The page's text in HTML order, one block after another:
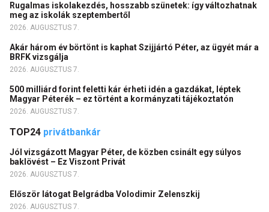
Rugalmas iskolakezdés, hosszabb szünetek: így változhatnak
meg az iskolák szeptembertől
2026. AUGUSZTUS 7.
Akár három év börtönt is kaphat Szijjártó Péter, az ügyét már a
BRFK vizsgálja
2026. AUGUSZTUS 7.
500 milliárd forint feletti kár érheti idén a gazdákat, léptek
Magyar Péterék – ez történt a kormányzati tájékoztatón
2026. AUGUSZTUS 7.
TOP24 privátbankár
Jól vizsgázott Magyar Péter, de közben csinált egy súlyos
baklövést – Ez Viszont Privát
2026. AUGUSZTUS 7.
Először látogat Belgrádba Volodimir Zelenszkij
2026. AUGUSZTUS 7.